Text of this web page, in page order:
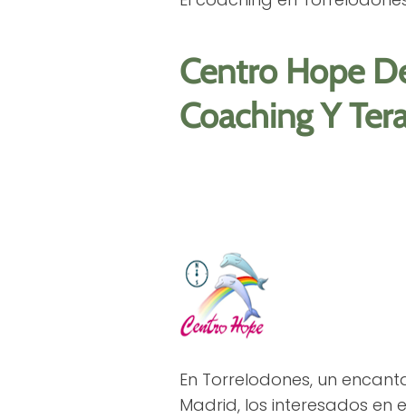
Centro Hope
Coaching Y
En Torrelodones, un
Madrid, los interesados en